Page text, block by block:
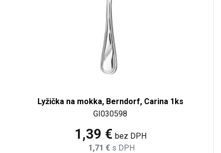
Lyžička na mokka, Berndorf, Carina 1ks
GI030598
1,39 € bez DPH
1,71 € s DPH